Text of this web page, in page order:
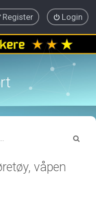
Login
Register
våpen og bygg
våpen